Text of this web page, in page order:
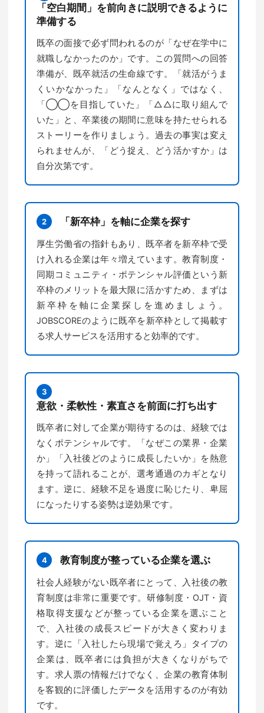
「空白期間」を前向きに説明できるように
準備する
既卒の面接で必ず問われるのが「なぜ在学中に
就職しなかったのか」です。この質問への回答
準備が、既卒就活の生命線です。「就活がうま
くいかなかった」「なんとなく」ではなく、
「◯◯を目指していた」「△△に取り組んで
いた」と、卒業後の期間に意味を持たせられる
ストーリーを作りましょう。過去の事実は変え
られませんが、「どう捉え、どう活かすか」は
自分次第です。
2 「新卒枠」を軸に企業を探す
厚生労働省の指針もあり、既卒者を新卒枠で受
け入れる企業は年々増えています。教育制度・
同期コミュニティ・ポテンシャル評価という新
卒枠のメリットを最大限に活かすため、まずは
新卒枠を軸に企業探しを進めましょう。
JOBSCOREのように既卒を新卒枠として掲載す
る求人サービスを活用すると効率的です。
3
意欲・柔軟性・素直さを前面に打ち出す
既卒者に対して企業が期待するのは、経験では
なくポテンシャルです。「なぜこの業界・企業
か」「入社後どのように成長したいか」を熱意
を持って語れることが、選考通過のカギとなり
ます。逆に、経験不足を過度に恥じたり、卑屈
になったりする姿勢は逆効果です。
4 教育制度が整っている企業を選ぶ
社会人経験がない既卒者にとって、入社後の教
育制度は非常に重要です。研修制度・OJT・資
格取得支援などが整っている企業を選ぶこと
で、入社後の成長スピードが大きく変わりま
す。逆に「入社したら現場で覚えろ」タイプの
企業は、既卒者には負担が大きくなりがちで
す。求人票の情報だけでなく、企業の教育体制
を客観的に評価したデータを活用するのが有効
です。